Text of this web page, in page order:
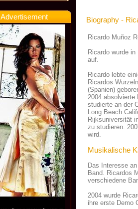
Advertisement Biography -
Ricardo Muñoz
Ricardo wurde
auf.
Ricardo lebte
Ricardos
(Spanien)
2004 absolvierte
studierte an der
Long Beach
Rijksuniversität
zu studieren.
wird.
Musikalische
Das Interesse
Band. Ricardos
verschiedene
2004 wurde
ihre erste Demo